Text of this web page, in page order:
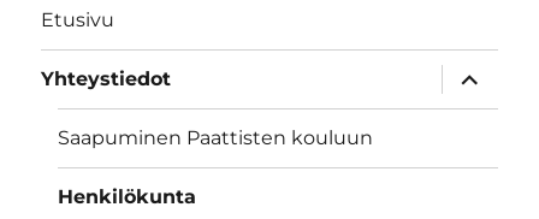
Etusivu
Yhteystiedot
näytä
Saapuminen Paattisten kouluun
Henkilökunta